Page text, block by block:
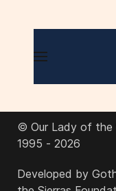
© Our Lady of the
1995 - 2026
Developed by